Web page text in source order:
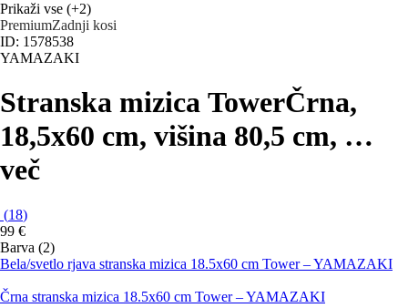
Prikaži vse (+2)
PremiumZadnji kosi
ID: 1578538
YAMAZAKI
Stranska mizica TowerČrna,
18,5x60 cm, višina 80,5 cm, …
več
(18)
99 €
Barva (2)
Bela/svetlo rjava stranska mizica 18.5x60 cm Tower – YAMAZAKI
Črna stranska mizica 18.5x60 cm Tower – YAMAZAKI